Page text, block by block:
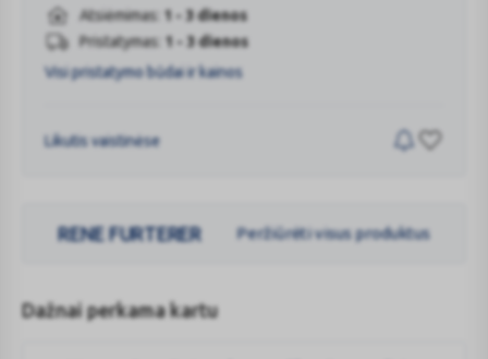
Atsiėmimas: 1 - 3 dienos
Pristatymas: 1 - 3 dienos
Visi pristatymo būdai ir kainos
Likutis vaistinėse
RENE FURTERER Peržiūrėti visus produktus
Dažnai perkama kartu